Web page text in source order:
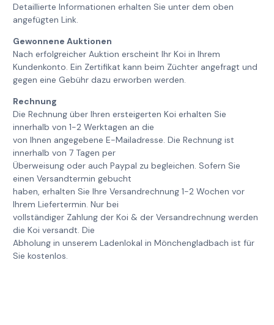
Detaillierte Informationen erhalten Sie unter dem oben
angefügten Link.
Gewonnene Auktionen
Nach erfolgreicher Auktion erscheint Ihr Koi in Ihrem
Kundenkonto. Ein Zertifikat kann beim Züchter angefragt und
gegen eine Gebühr dazu erworben werden.
Rechnung
Die Rechnung über Ihren ersteigerten Koi erhalten Sie
innerhalb von 1-2 Werktagen an die
von Ihnen angegebene E-Mailadresse. Die Rechnung ist
innerhalb von 7 Tagen per
Überweisung oder auch Paypal zu begleichen. Sofern Sie
einen Versandtermin gebucht
haben, erhalten Sie Ihre Versandrechnung 1-2 Wochen vor
Ihrem Liefertermin. Nur bei
vollständiger Zahlung der Koi & der Versandrechnung werden
die Koi versandt. Die
Abholung in unserem Ladenlokal in Mönchengladbach ist für
Sie kostenlos.